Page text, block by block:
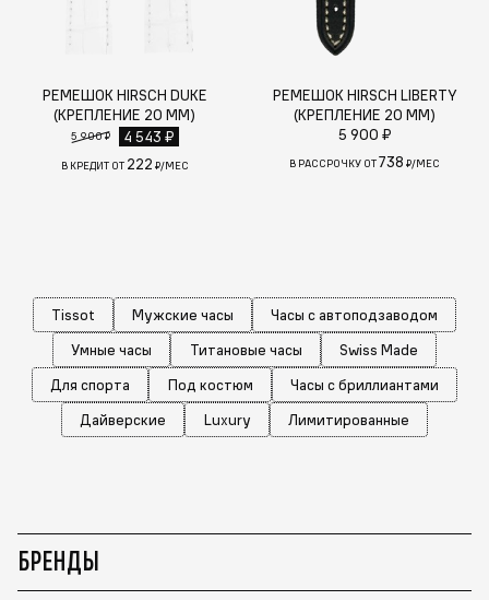
РЕМЕШОК HIRSCH DUKE
(КРЕПЛЕНИЕ 20 ММ)
5 900 ₽ 4 543 ₽
В КРЕДИТ ОТ 222 ₽/МЕС
РЕМЕШОК HIRSCH LIBERTY
(КРЕПЛЕНИЕ 20 ММ)
5 900 ₽
В РАССРОЧКУ ОТ738 ₽/МЕС
Tissot Мужские часы
Часы с автоподзаводом
Умные часы
Титановые часы
Swiss Made
Для спорта
Под костюм
Часы с бриллиантами
Дайверские
Luxury Лимитированные
БРЕНДЫ